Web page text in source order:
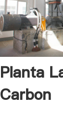
Planta
Carbon